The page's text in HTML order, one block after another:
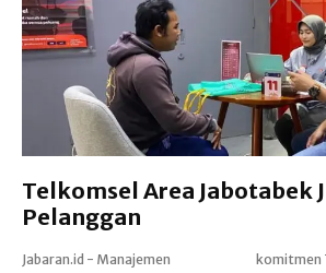
Telkomsel Area Jabotabek
Pelanggan
Jabaran.id - Manajemen
komitmen Telkomsel yang